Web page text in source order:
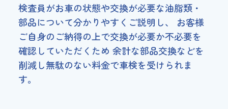
検査員がお車の状態や交換が必要な油脂類・
部品について分かりやすくご説明し、 お客様
ご自身のご納得の上で交換が必要か不必要を
確認していただくため 余計な部品交換などを
削減し無駄のない料金で車検を受けられま
す。